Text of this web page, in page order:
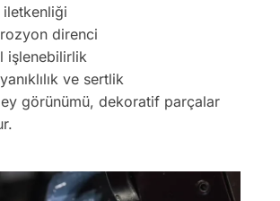
direnci
işlenebilirlik
ve sertlik
görünümü, dekoratif parçalar